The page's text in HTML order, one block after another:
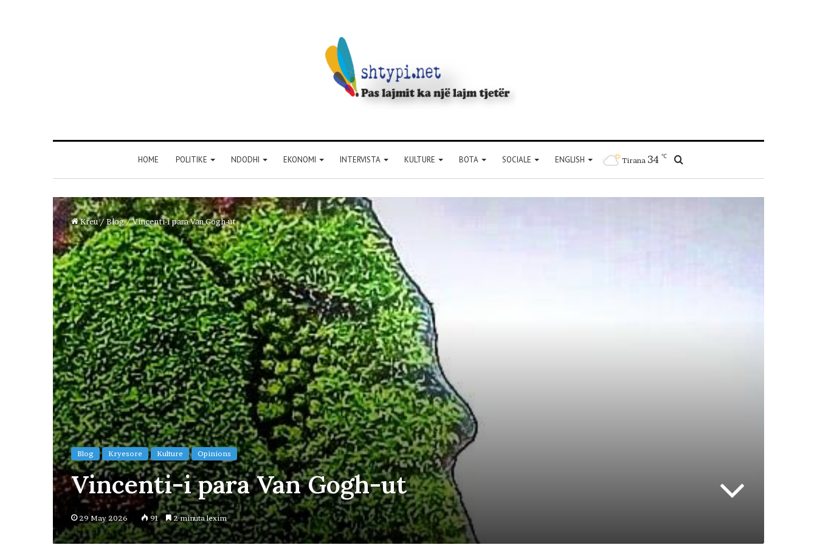
HOME POLITIKE NDODHI EKONOMI INTERVISTA KULTURE BOTA SOCIALE ENGLISH
për
Tirana 34 ℃
Kreu/Blog/Vincenti-i para Van Gogh-ut
Blog Kryesore Kulture Opinions
Vincenti-i para Van Gogh-ut
29 May 2026 91 2 minuta lexim